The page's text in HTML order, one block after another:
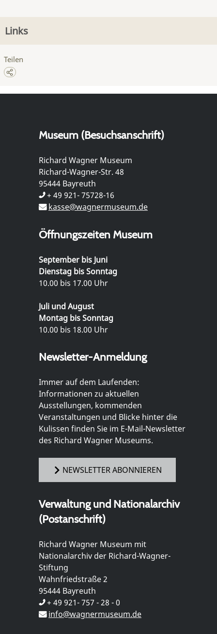
Links
Teilen
Museum (Besuchsanschrift)
Richard Wagner Museum
Richard-Wagner-Str. 48
95444 Bayreuth
+ 49 921- 75728-16
kasse@wagnermuseum.de
Öffnungszeiten Museum
September bis Juni
Dienstag bis Sonntag
10.00 bis 17.00 Uhr
Juli und August
Montag bis Sonntag
10.00 bis 18.00 Uhr
Newsletter-Anmeldung
Immer auf dem Laufenden:
Informationen zu aktuellen
Ausstellungen, kommenden
Veranstaltungen und Blicke hinter die
Kulissen finden Sie im E-Mail-Newsletter
des Richard Wagner Museums.
NEWSLETTER ABONNIEREN
Verwaltung und Nationalarchiv
(Postanschrift)
Richard Wagner Museum mit
Nationalarchiv der Richard-Wagner-
Stiftung
Wahnfriedstraße 2
95444 Bayreuth
+ 49 921- 757 - 28 - 0
info@wagnermuseum.de